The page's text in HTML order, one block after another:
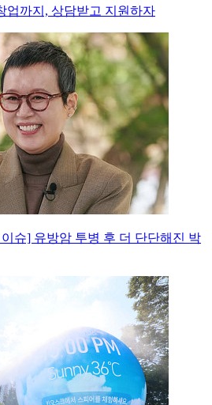
업까지, 상담받고 지원하자
슈] 유방암 투병 후 더 단단해진 박